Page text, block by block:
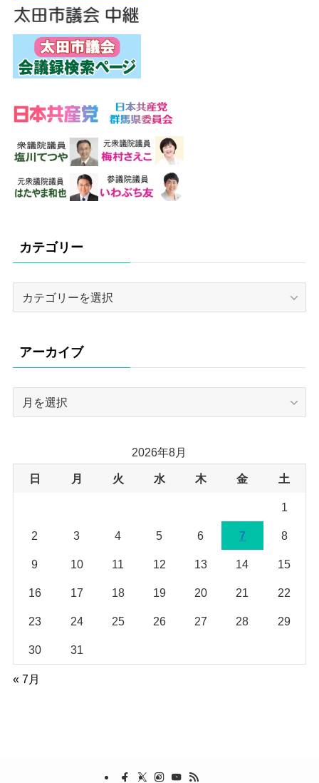
カテゴリー
ー
アーカイブ
ブ
2026年8月
日 月 火 水 木 金 土
1
2 3 4 5 6 7 8
9 10 11 12 13 14 15
16 17 18 19 20 21 22
23 24 25 26 27 28 29
30 31
« 7月